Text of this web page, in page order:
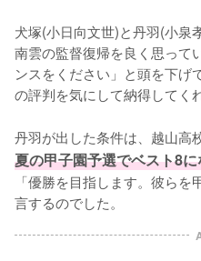
犬塚(小日向文世)と丹羽(小泉
南雲の監督復帰を良く思って
ンスをください」と頭を下げ
の評判を気にして納得してく
丹羽が出した条件は、越山高
夏の甲子園予選でベスト8
「優勝を目指します。彼ら
言するのでした。